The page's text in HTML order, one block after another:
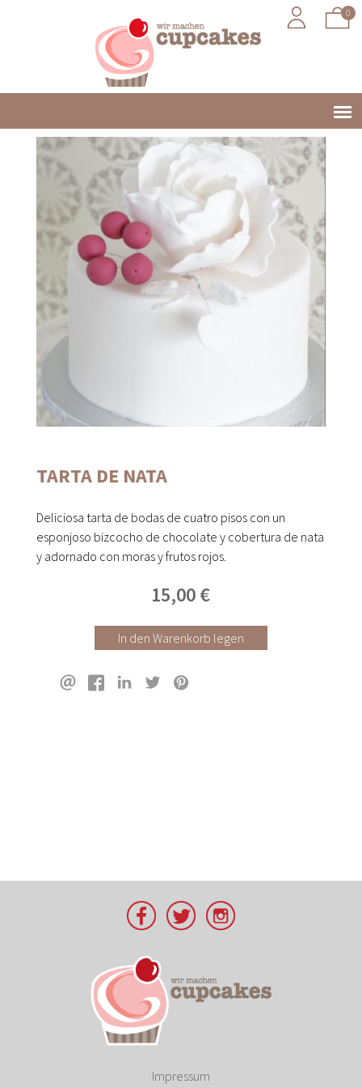
menu
Jump to navigation
0
TARTA DE NATA
Deliciosa tarta de bodas de cuatro pisos con un
esponjoso bizcocho de chocolate y cobertura de nata
y adornado con moras y frutos rojos.
15,00 €
Impressum